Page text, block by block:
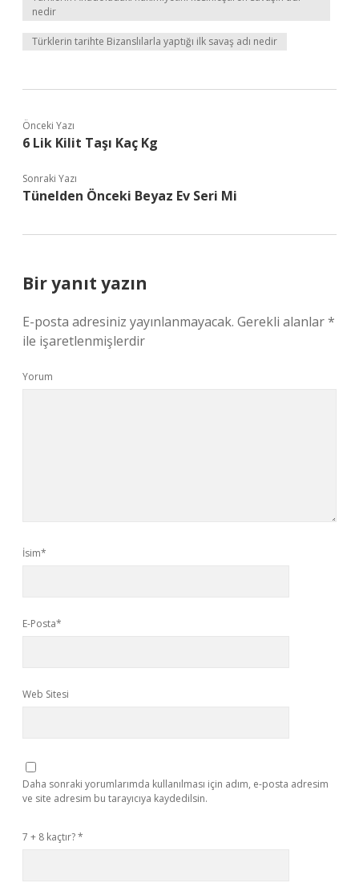
nedir
Türklerin tarihte Bizanslılarla yaptığı ilk savaş adı nedir
Önceki Yazı
6 Lik Kilit Taşı Kaç Kg
Sonraki Yazı
Tünelden Önceki Beyaz Ev Seri Mi
Bir yanıt yazın
E-posta adresiniz yayınlanmayacak. Gerekli alanlar*
ile işaretlenmişlerdir
Yorum
İsim*
E-Posta*
Web Sitesi
Daha sonraki yorumlarımda kullanılması için adım, e-posta adresim
ve site adresim bu tarayıcıya kaydedilsin.
7 + 8 kaçtır?*